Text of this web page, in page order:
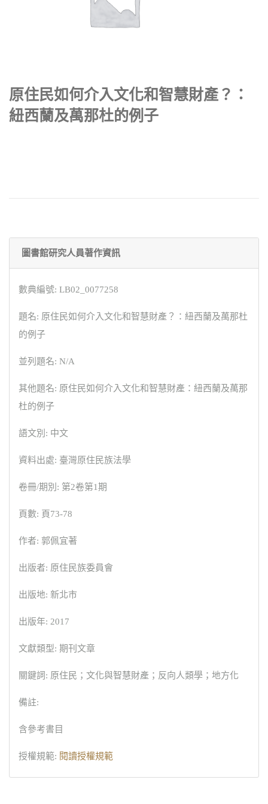
原住民如何介入文化和智慧財產？：
紐西蘭及萬那杜的例子
圖書館研究人員著作資訊
數典編號: LB02_0077258
題名: 原住民如何介入文化和智慧財產？：紐西蘭及萬那杜
的例子
並列題名: N/A
其他題名: 原住民如何介入文化和智慧財產：紐西蘭及萬那
杜的例子
語文別: 中文
資料出處: 臺灣原住民族法學
卷冊/期別: 第2卷第1期
頁數: 頁73-78
作者: 郭佩宜著
出版者: 原住民族委員會
出版地: 新北市
出版年: 2017
文獻類型: 期刊文章
關鍵詞: 原住民；文化與智慧財產；反向人類學；地方化
備註:
含參考書目
授權規範: 閱讀授權規範